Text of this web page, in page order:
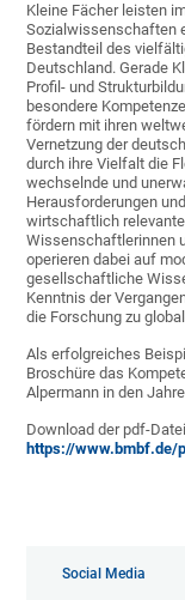
Kleine Fächer leisten
Sozialwissenschaften
Bestandteil des
Deutschland. Gerade
Profil- und
besondere
fördern mit ihren
Vernetzung der
durch ihre Vielfalt die
wechselnde und
Herausforderungen
wirtschaftlich
Wissenschaftlerinnen
operieren dabei auf
gesellschaftliche
Kenntnis der
die Forschung zu
Als erfolgreiches
Broschüre das
Alpermann in den
Download der pdf-
https://www.bmbf.de/
Social Media